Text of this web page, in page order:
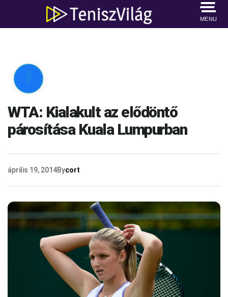
MENU

WTA: Kialakult az elődöntő
párosítása Kuala Lumpurban
április 19, 2014Bycort